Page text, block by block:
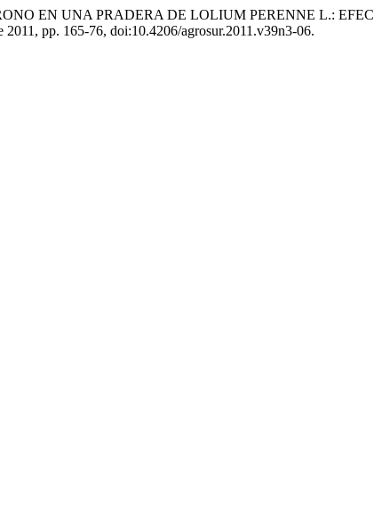
EN UNA PRADERA DE LOLIUM PERENNE L.:
2011, pp. 165-76, doi:10.4206/agrosur.2011.v39n3-06.